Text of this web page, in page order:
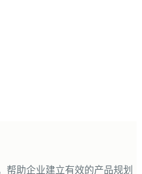
帮助企业建立有效的产品规划